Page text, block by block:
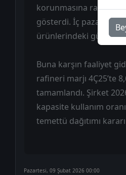
korunmasına rağmen
gösterdi. İç pazar
ürünlerindeki güçlü
Buna karşın faaliyet
rafineri marjı 4Ç25’te
tamamlandı. Şirket
kapasite kullanım
temettü dağıtımı
Pazartesi, 09 Şubat 2026 00:00